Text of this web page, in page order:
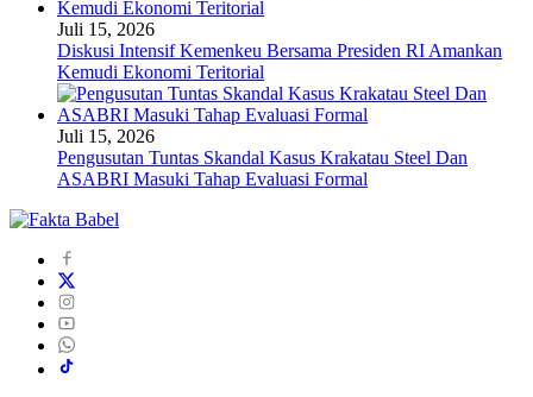
Juli 15, 2026
Diskusi Intensif Kemenkeu Bersama Presiden RI Amankan
Kemudi Ekonomi Teritorial
Juli 15, 2026
Pengusutan Tuntas Skandal Kasus Krakatau Steel Dan
ASABRI Masuki Tahap Evaluasi Formal